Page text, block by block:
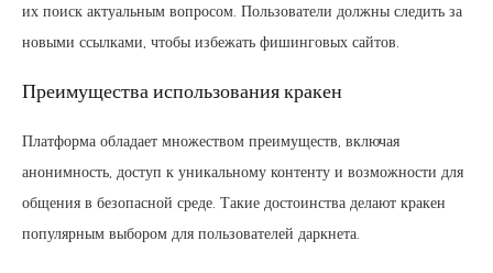
их поиск актуальным вопросом. Пользователи должны следить за
новыми ссылками, чтобы избежать фишинговых сайтов.
Преимущества использования кракен
Платформа обладает множеством преимуществ, включая
анонимность, доступ к уникальному контенту и возможности для
общения в безопасной среде. Такие достоинства делают кракен
популярным выбором для пользователей даркнета.